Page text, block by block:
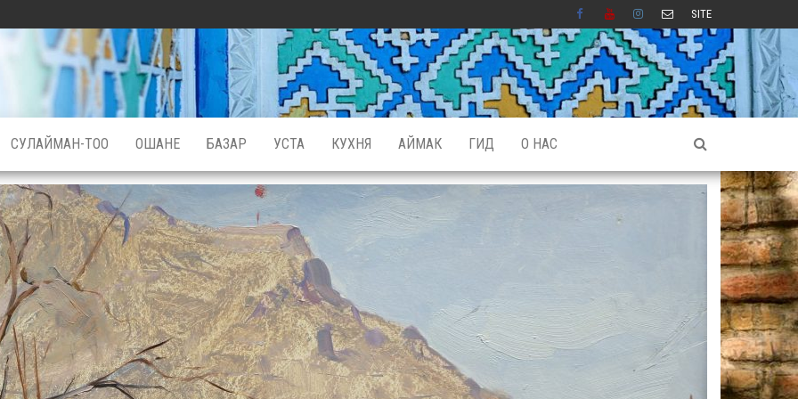
SITE
СУЛАЙМАН-ТОО ОШАНЕ БАЗАР УСТА КУХНЯ АЙМАК ГИД О НАС